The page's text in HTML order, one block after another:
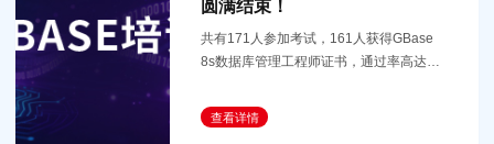
圆满结束！
共有171人参加考试，161人获得GBase
8s数据库管理工程师证书，通过率高达
查看详情